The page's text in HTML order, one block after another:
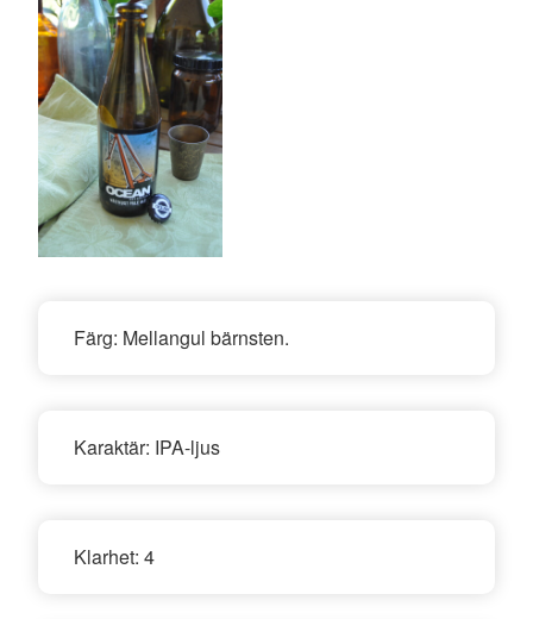
Färg: Mellangul bärnsten.
Karaktär: IPA-ljus
Klarhet: 4